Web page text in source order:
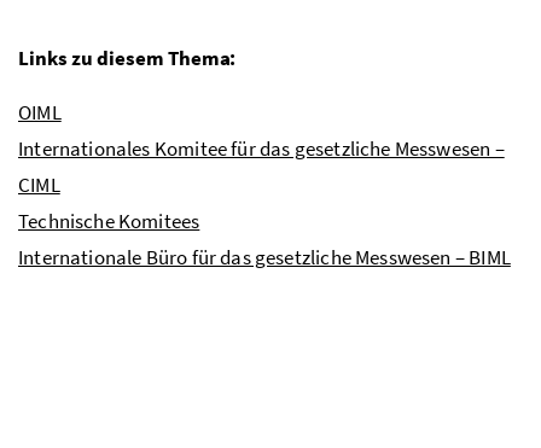
Links zu diesem Thema:
OIML
Internationales Komitee für das gesetzliche Messwesen –
CIML
Technische Komitees
Internationale Büro für das gesetzliche Messwesen – BIML